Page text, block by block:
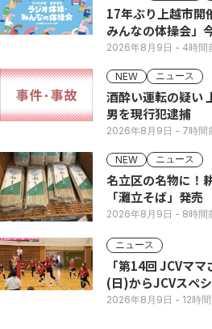
17年ぶり上越市開
みんなの体操会」
2026年8月9日 - 4時間
NEW ニュース
酒酔い運転の疑い
男を現行犯逮捕
2026年8月9日 - 7時間
NEW ニュース
名立区の名物に！
「灘立そば」発売
2026年8月9日 - 8時間
ニュース
「第14回 JCVマ
(日)からJCVスペ
2026年8月9日 - 12時